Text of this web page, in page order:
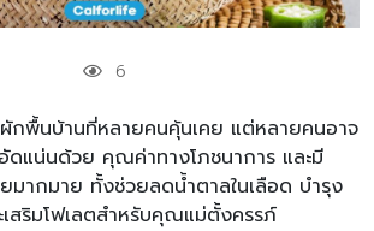
6
ผักพื้นบ้านที่หลายคนคุ้นเคย แต่หลายคนอาจ
ดแน่นด้วย คุณค่าทางโภชนาการ และมี
มากมาย ทั้งช่วยลดน้ำตาลในเลือด บำรุง
เสริมโฟเลตสำหรับคุณแม่ตั้งครรภ์